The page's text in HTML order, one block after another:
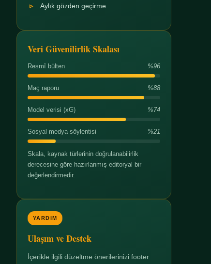
Aylık gözden geçirme
Veri Güvenilirlik Skalası
Resmî bülten %96
Maç raporu %88
Model verisi (xG) %74
Sosyal medya söylentisi %21
Skala, kaynak türlerinin doğrulanabilirlik
derecesine göre hazırlanmış editoryal bir
değerlendirmedir.
YARDIM
Ulaşım ve Destek
İçerikle ilgili düzeltme önerilerinizi footer